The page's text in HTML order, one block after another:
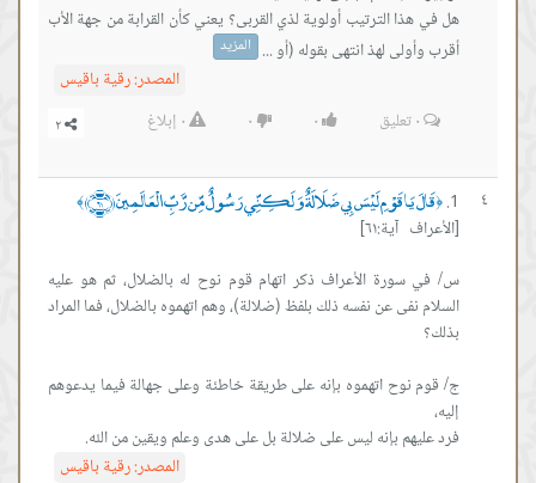
هل في هذا الترتيب أولوية لذي القربى؟ يعني كأن القرابة من جهة الأب
أقرب وأولى لهذ انتهى بقوله (أو ... المزيد
المصدر:رقية باقيس
٠تعليق ٠ ٠ ٠ إبلاغ
٤ ﴿قَالَ يَا قَوْمِ لَيْسَ بِي ضَلَالَةٌ وَلَكِنِّي رَسُولٌ مِّن رَّبِّ الْعَالَمِينَ ﴿٦١﴾ ﴾
[الأعراف آية:٦١]
س/ في سورة الأعراف ذكر اتهام قوم نوح له بالضلال، ثم هو عليه
السلام نفى عن نفسه ذلك بلفظ (ضلالة)، وهم اتهموه بالضلال، فما المراد
ج/ قوم نوح اتهموه بإنه على طريقة خاطئة وعلى جهالة فيما يدعوهم
فرد عليهم بإنه ليس على ضلالة بل على هدى وعلم ويقين من الله.
المصدر:رقية باقيس